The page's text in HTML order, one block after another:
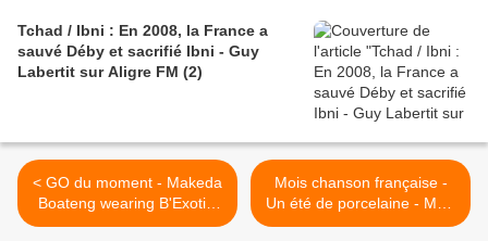
Tchad / Ibni : En 2008, la France a
sauvé Déby et sacrifié Ibni - Guy
Labertit sur Aligre FM (2)
< GO du moment - Makeda
Boateng wearing B'ExotiQ
by Bee Arthur
Mois chanson française -
Un été de porcelaine - Mort
Schuman + Sophie Barjac